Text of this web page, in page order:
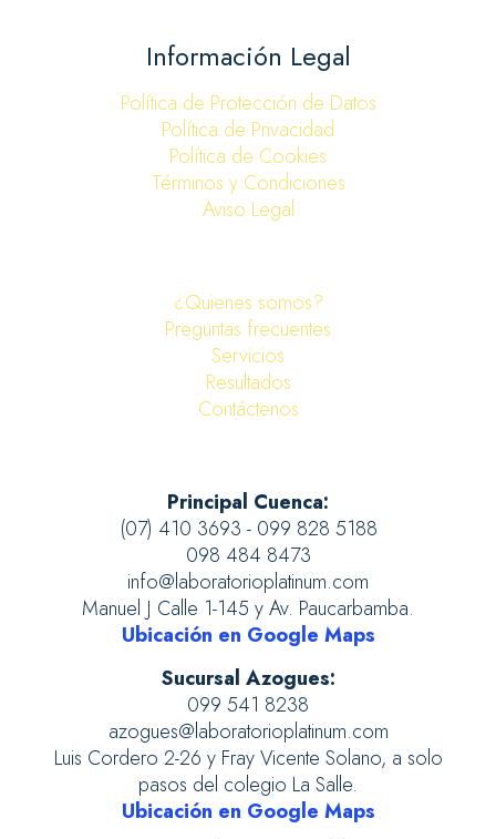
Información Legal
Política de Protección de Datos
Política de Privacidad
Política de Cookies
Términos y Condiciones
Aviso Legal
¿Quienes somos?
Preguntas frecuentes
Servicios
Resultados
Contáctenos
Principal Cuenca:
(07) 410 3693 - 099 828 5188
098 484 8473
info@laboratorioplatinum.com
Manuel J Calle 1-145 y Av. Paucarbamba.
Ubicación en Google Maps
Sucursal Azogues:
099 541 8238
azogues@laboratorioplatinum.com
Luis Cordero 2-26 y Fray Vicente Solano, a solo
pasos del colegio La Salle.
Ubicación en Google Maps